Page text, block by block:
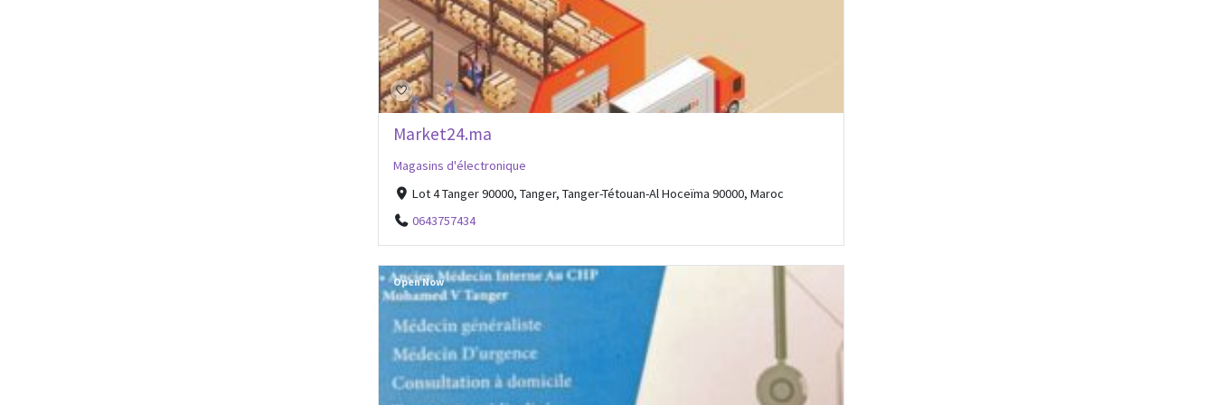
Market24.ma
Magasins d'électronique
Lot 4 Tanger 90000, Tanger, Tanger-Tétouan-Al Hoceïma 90000, Maroc
0643757434
Open Now